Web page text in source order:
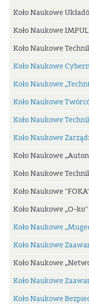
Koło Naukowe
Koło Naukowe
Koło Naukowe
Koło Naukowe
Koło Naukowe
Koło Naukowe
Koło Naukowe
Koło Naukowe
Koło Naukowe
Koło Naukowe
Koło Naukowe "FOKA"
Koło Naukowe „O-ko"
Koło Naukowe
Koło Naukowe
Koło Naukowe
Koło Naukowe
Koło Naukowe